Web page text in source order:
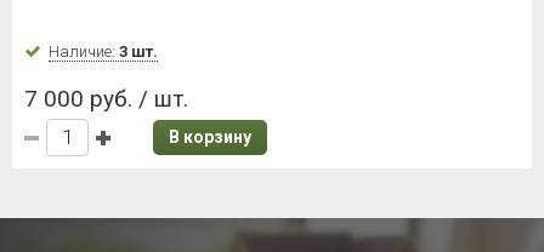
Наличие: 3 шт.
7 000 руб. / шт.
В корзину